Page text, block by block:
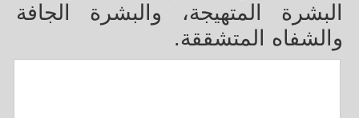
البشرة المتهيجة، والبشرة الجافة
والشفاه المتشققة.